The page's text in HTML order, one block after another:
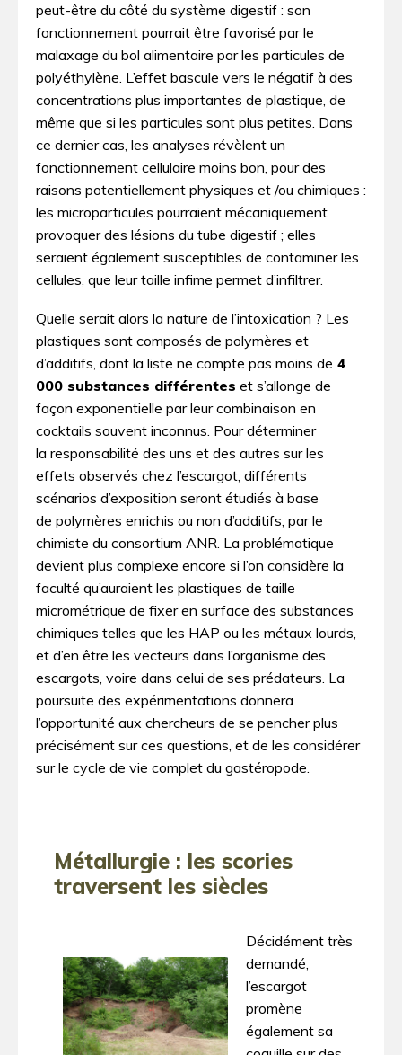
peut-être du côté du système digestif : son
fonctionnement pourrait être favorisé par le
malaxage du bol alimentaire par les particules de
polyéthylène. L’effet bascule vers le négatif à des
concentrations plus importantes de plastique, de
même que si les particules sont plus petites. Dans
ce dernier cas, les analyses révèlent un
fonctionnement cellulaire moins bon, pour des
raisons potentiellement physiques et /ou chimiques :
les microparticules pourraient mécaniquement
provoquer des lésions du tube digestif ; elles
seraient également susceptibles de contaminer les
cellules, que leur taille infime permet d’infiltrer.
Quelle serait alors la nature de l’intoxication ? Les
plastiques sont composés de polymères et
d’additifs, dont la liste ne compte pas moins de 4
000 substances différentes et s’allonge de
façon exponentielle par leur combinaison en
cocktails souvent inconnus. Pour déterminer
la responsabilité des uns et des autres sur les
effets observés chez l’escargot, différents
scénarios d’exposition seront étudiés à base
de polymères enrichis ou non d’additifs, par le
chimiste du consortium ANR. La problématique
devient plus complexe encore si l’on considère la
faculté qu’auraient les plastiques de taille
micrométrique de fixer en surface des substances
chimiques telles que les HAP ou les métaux lourds,
et d’en être les vecteurs dans l’organisme des
escargots, voire dans celui de ses prédateurs. La
poursuite des expérimentations donnera
l’opportunité aux chercheurs de se pencher plus
précisément sur ces questions, et de les considérer
sur le cycle de vie complet du gastéropode.
Métallurgie : les scories
traversent les siècles
Décidément très
demandé,
l’escargot
promène
également sa